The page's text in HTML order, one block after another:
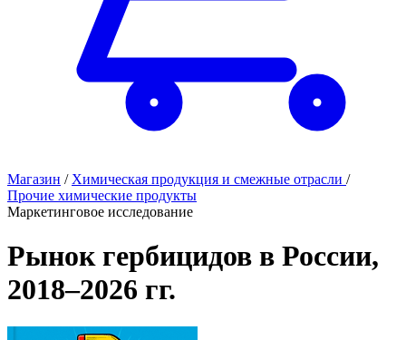
Магазин / Химическая продукция и смежные отрасли /
Прочие химические продукты
Маркетинговое исследование
Рынок гербицидов в России,
2018–2026 гг.